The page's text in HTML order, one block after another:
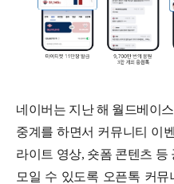
네이버는 지난 해 월드베이
중계를 하면서 커뮤니티 이
라이트 영상, 숏폼 콘텐츠 등
모일 수 있도록 오픈톡 커